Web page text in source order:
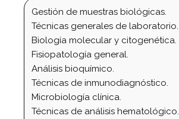
Gestión de muestras biológicas.
Técnicas generales de laboratorio.
Biología molecular y citogenética.
Fisiopatología general.
Análisis bioquímico.
Técnicas de inmunodiagnóstico.
Microbiología clínica.
Técnicas de análisis hematológico.